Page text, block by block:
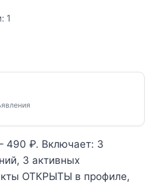
1
490 ₽. Включает: 3
3 активных
ОТКРЫТЫ в профиле,